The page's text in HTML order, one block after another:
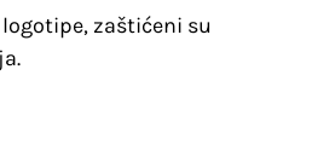
zaštićeni su